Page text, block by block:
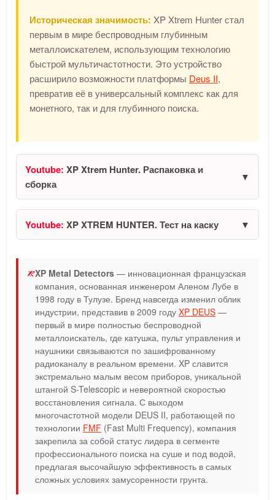
Историческая значимость: XP Xtrem Hunter стал
первым в мире беспроводным глубинным
металлоискателем, использующим технологию
быстрой мультичастотности. Это устройство
расширило возможности платформы Deus II,
превратив её в универсальный комплекс как для
монетного, так и для глубинного поиска.
Youtube: XP Xtrem Hunter. Распаковка и
сборка
Youtube: XP XTREM HUNTER. Тест на каску
XP Metal Detectors — инновационная французская
компания, основанная инженером Аленом Лубе в
1998 году в Тулузе. Бренд навсегда изменил облик
индустрии, представив в 2009 годуXP DEUS —
первый в мире полностью беспроводной
металлоискатель, где катушка, пульт управления и
наушники связываются по зашифрованному
радиоканалу в реальном времени. XP славится
экстремально малым весом приборов, уникальной
штангой S-Telescopic и невероятной скоростью
восстановления сигнала. С выходом
многочастотной модели DEUS II, работающей по
технологии FMF (Fast Multi Frequency), компания
закрепила за собой статус лидера в сегменте
профессионального поиска на суше и под водой,
предлагая высочайшую эффективность в самых
сложных условиях замусоренности грунта.